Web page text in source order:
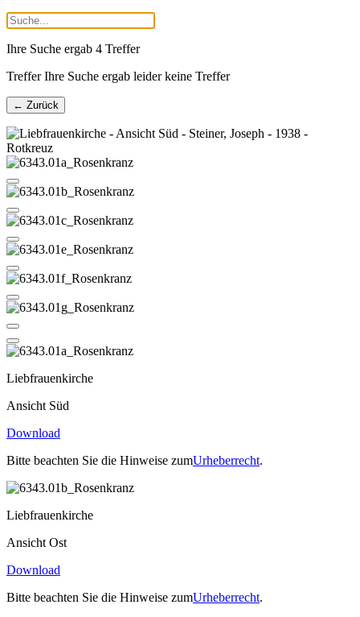
Ihre Suche ergab 4 Treffer
Treffer Ihre Suche ergab leider keine Treffer
← Zurück
Liebfrauenkirche
Ansicht Süd
Download
Bitte beachten Sie die Hinweise zumUrheberrecht.
Liebfrauenkirche
Ansicht Ost
Download
Bitte beachten Sie die Hinweise zumUrheberrecht.